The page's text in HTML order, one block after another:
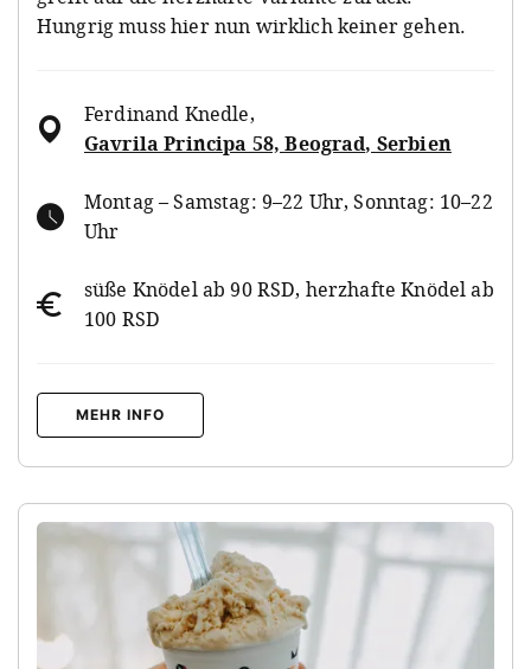
Hungrig muss hier nun wirklich keiner gehen.
Ferdinand Knedle,
Gavrila Principa 58, Beograd, Serbien
Montag – Samstag: 9–22 Uhr, Sonntag: 10–22
Uhr
süße Knödel ab 90 RSD, herzhafte Knödel ab
100 RSD
MEHR INFO